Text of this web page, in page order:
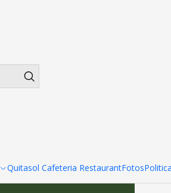
Quitasol Cafeteria RestaurantFotos
Fierro blanco